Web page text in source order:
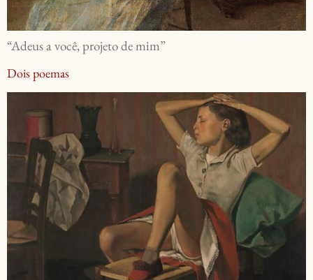
“Adeus a você, projeto de mim”
Dois poemas